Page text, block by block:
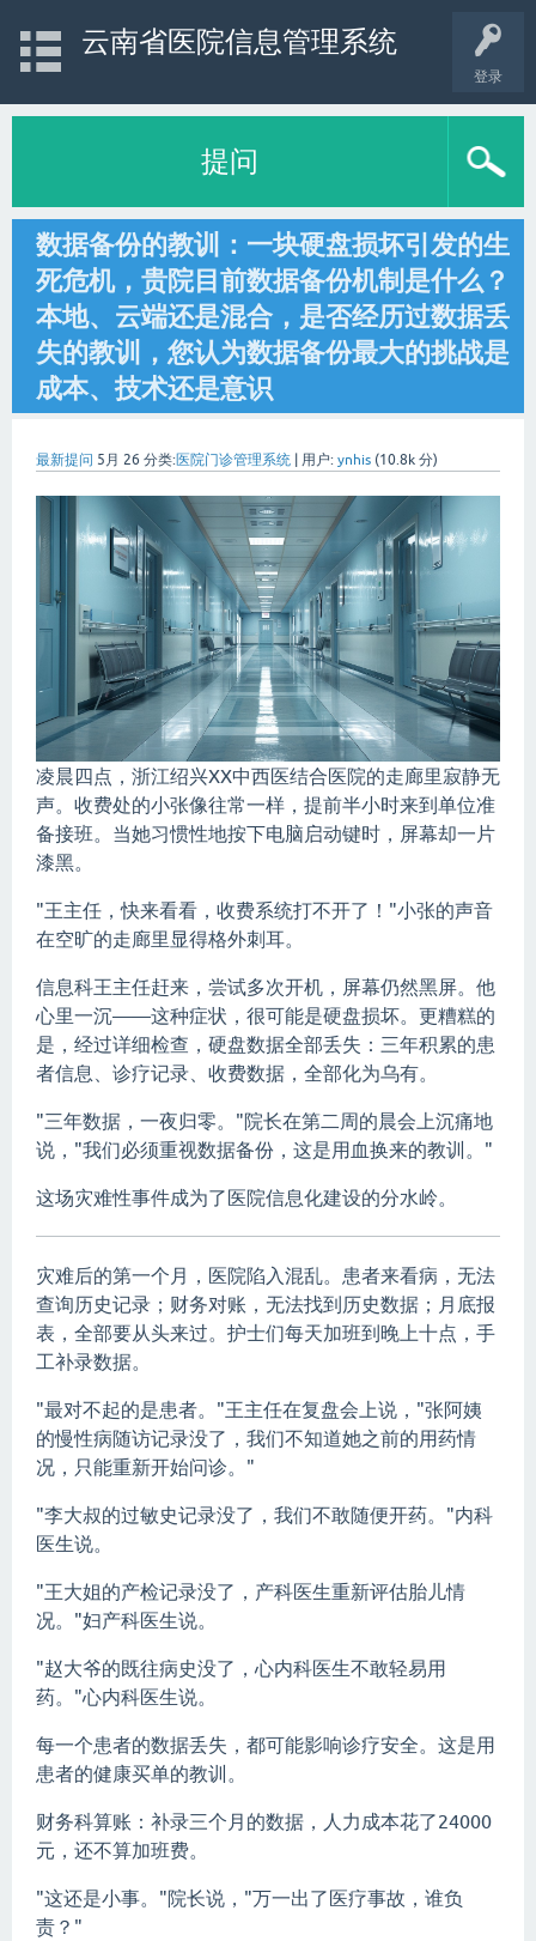
登录
云南省医院信息管理系统
提问
数据备份的教训：一块硬盘损坏引发的生
死危机，贵院目前数据备份机制是什么？
本地、云端还是混合，是否经历过数据丢
失的教训，您认为数据备份最大的挑战是
成本、技术还是意识
最新提问 5月 26 分类:医院门诊管理系统 用户: ynhis (10.8k 分)
凌晨四点，浙江绍兴XX中西医结合医院的走廊里寂静无
声。收费处的小张像往常一样，提前半小时来到单位准
备接班。当她习惯性地按下电脑启动键时，屏幕却一片
漆黑。
"王主任，快来看看，收费系统打不开了！"小张的声音
在空旷的走廊里显得格外刺耳。
信息科王主任赶来，尝试多次开机，屏幕仍然黑屏。他
心里一沉——这种症状，很可能是硬盘损坏。更糟糕的
是，经过详细检查，硬盘数据全部丢失：三年积累的患
者信息、诊疗记录、收费数据，全部化为乌有。
"三年数据，一夜归零。"院长在第二周的晨会上沉痛地
说，"我们必须重视数据备份，这是用血换来的教训。"
这场灾难性事件成为了医院信息化建设的分水岭。
灾难后的第一个月，医院陷入混乱。患者来看病，无法
查询历史记录；财务对账，无法找到历史数据；月底报
表，全部要从头来过。护士们每天加班到晚上十点，手
工补录数据。
"最对不起的是患者。"王主任在复盘会上说，"张阿姨
的慢性病随访记录没了，我们不知道她之前的用药情
况，只能重新开始问诊。"
"李大叔的过敏史记录没了，我们不敢随便开药。"内科
医生说。
"王大姐的产检记录没了，产科医生重新评估胎儿情
况。"妇产科医生说。
"赵大爷的既往病史没了，心内科医生不敢轻易用
药。"心内科医生说。
每一个患者的数据丢失，都可能影响诊疗安全。这是用
患者的健康买单的教训。
财务科算账：补录三个月的数据，人力成本花了24000
元，还不算加班费。
"这还是小事。"院长说，"万一出了医疗事故，谁负
责？"